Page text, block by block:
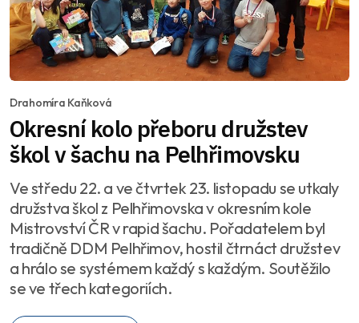
Drahomíra Kaňková
Okresní kolo přeboru družstev
škol v šachu na Pelhřimovsku
Ve středu 22. a ve čtvrtek 23. listopadu se utkaly
družstva škol z Pelhřimovska v okresním kole
Mistrovství ČR v rapid šachu. Pořadatelem byl
tradičně DDM Pelhřimov, hostil čtrnáct družstev
a hrálo se systémem každý s každým. Soutěžilo
se ve třech kategoriích.